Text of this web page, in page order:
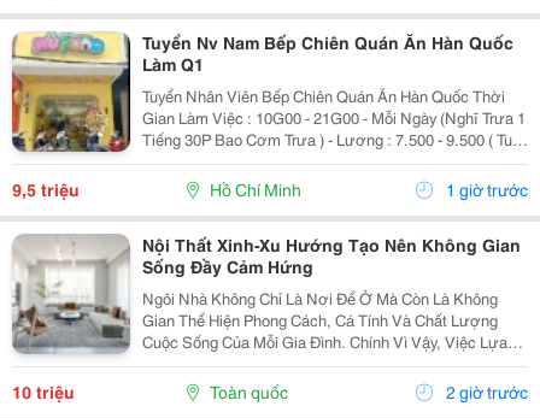
Tuyển Nv Nam Bếp Chiên Quán Ăn Hàn Quốc
Làm Q1
Tuyển Nhân Viên Bếp Chiên Quán Ăn Hàn Quốc Thời
Gian Làm Việc : 10G00 - 21G00 - Mỗi Ngày (Nghĩ Trưa 1
Tiếng 30P Bao Cơm Trưa ) - Lương : 7.500 - 9.500 ( Tuỳ
Theo Năng Lực ) Mô Tả Công Việc: - Bếp Chiên : Sử
Dụng Được Chảo Non Biết Chiên...
9,5 triệu Hồ Chí Minh 1 giờ trước
Nội Thất Xinh-Xu Hướng Tạo Nên Không Gian
Sống Đầy Cảm Hứng
Ngôi Nhà Không Chỉ Là Nơi Để Ở Mà Còn Là Không
Gian Thể Hiện Phong Cách, Cá Tính Và Chất Lượng
Cuộc Sống Của Mỗi Gia Đình. Chính Vì Vậy, Việc Lựa
Chọn Nội Thất Xinh Đang Trở Thành Xu Hướng Được
Nhiều Người Quan Tâm Khi Muốn Biến Không Gian
Sống Trở...
10 triệu Toàn quốc 2 giờ trước